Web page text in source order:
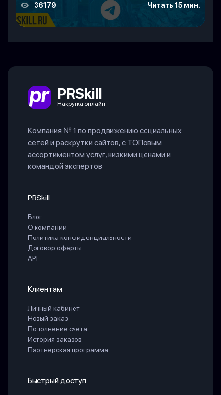
36179 Читать 15 мин.
PRSkill
Накрутка онлайн
Компания № 1 по продвижению социальных
сетей и раскрутки сайтов, с ТОПовым
ассортиментом услуг, низкими ценами и
командой экспертов
PRSkill
Блог
О компании
Политика конфиденциальности
Договор оферты
API
Клиентам
Личный кабинет
Новый заказ
Пополнение счета
История заказов
Партнерская программа
Быстрый доступ